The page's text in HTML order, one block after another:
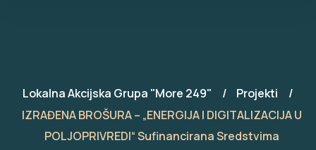
Lokalna Akcijska Grupa "More 249"
Projekti
IZRAĐENA BROŠURA – „ENERGIJA I DIGITALIZACIJA U
POLJOPRIVREDI“ Sufinancirana Sredstvima